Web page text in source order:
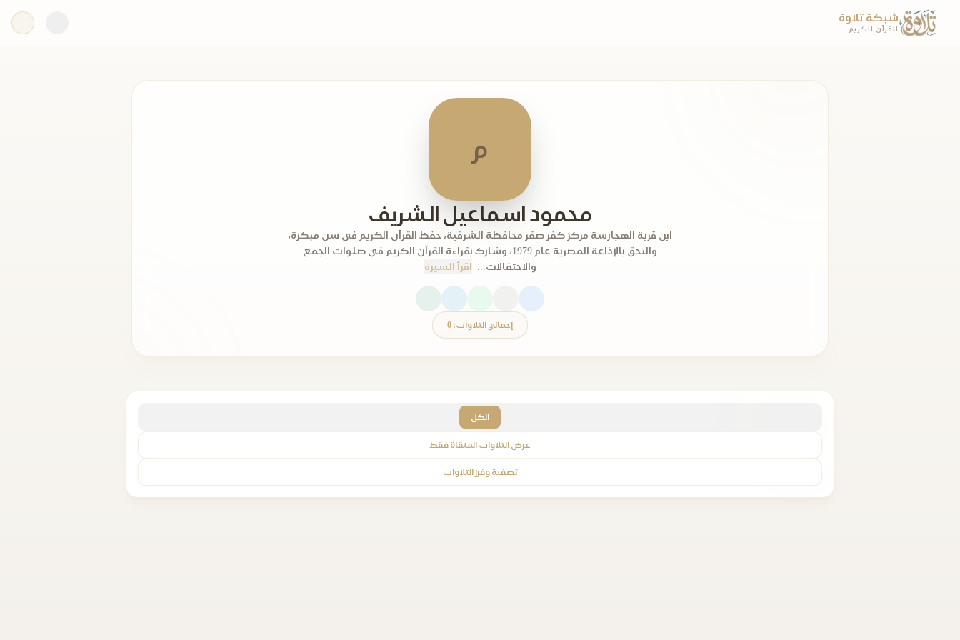
شبكة تلاوة
للقرآن الكريم
م
محمود اسماعيل الشريف
ابن قرية الهجارسة مركز كفر صقر محافظة الشرقية، حفظ القرآن الكريم فى سن مبكرة،
والتحق بالإذاعة المصرية عام 1979، وشارك بقراءة القرآن الكريم فى صلوات الجمع
والاحتفالات...
اقرأ السيرة
إجمالي التلاوات: 0
الكل
عرض التلاوات المنقاة فقط
تصفية وفرز التلاوات